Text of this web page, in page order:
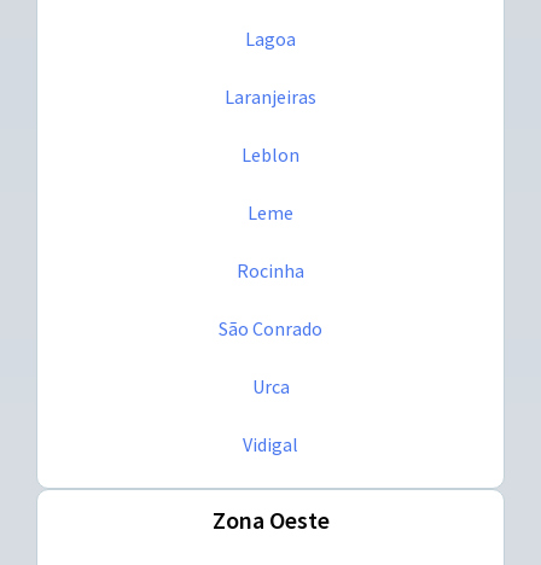
Lagoa
Laranjeiras
Leblon
Leme
Rocinha
São Conrado
Urca
Vidigal
Zona Oeste